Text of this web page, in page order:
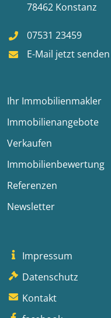
78462 Konstanz
07531 23459
E-Mail jetzt senden
Ihr Immobilienmakler
Immobilienangebote
Verkaufen
Immobilienbewertung
Referenzen
Newsletter
Impressum
Datenschutz
Kontakt